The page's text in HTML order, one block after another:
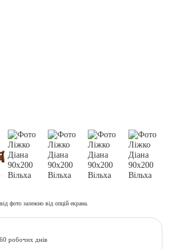
фото залежно від опцій екрана.
робочих днів